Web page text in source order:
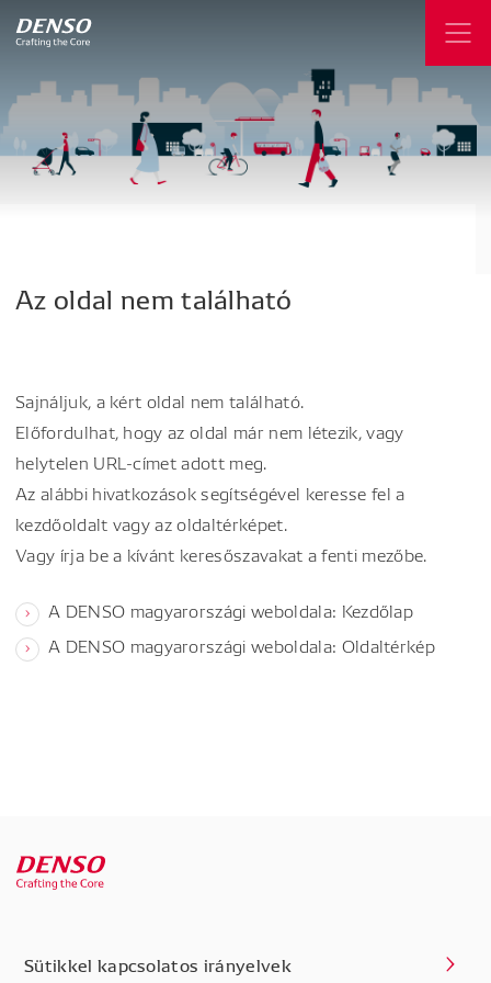
Az oldal nem található
Sajnáljuk, a kért oldal nem található.
Előfordulhat, hogy az oldal már nem létezik, vagy
helytelen URL-címet adott meg.
Az alábbi hivatkozások segítségével keresse fel a
kezdőoldalt vagy az oldaltérképet.
Vagy írja be a kívánt keresőszavakat a fenti mezőbe.
A DENSO magyarországi weboldala: Kezdőlap
A DENSO magyarországi weboldala: Oldaltérkép
Sütikkel kapcsolatos irányelvek